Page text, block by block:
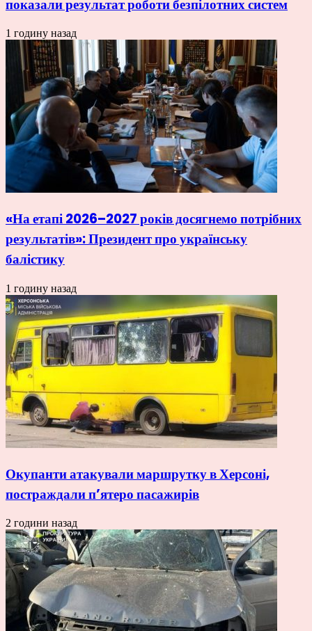
показали результат роботи безпілотних систем
1 годину назад
«На етапі 2026–2027 років досягнемо потрібних
результатів»: Президент про українську
балістику
1 годину назад
Окупанти атакували маршрутку в Херсоні,
постраждали п’ятеро пасажирів
2 години назад